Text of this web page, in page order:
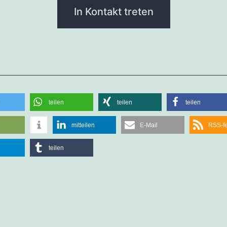
In Kontakt treten
teilen teilen teilen
mitteilen E-Mail RSS-
teilen